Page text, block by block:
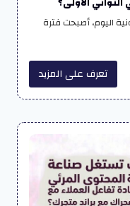
اليوم، أصبحت فترة
تعرف على المزيد